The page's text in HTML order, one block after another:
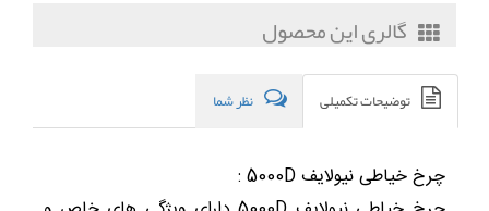
گالری این محصول
توضیحات تکمیلی نظر شما
چرخ خیاطی نیولایف 5000D :